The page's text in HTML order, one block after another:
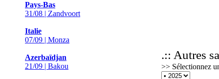
Pays-Bas
31/08 | Zandvoort
Italie
07/09 | Monza
Azerbaïdjan
21/09 | Bakou
.:: Autres
>> Sélectionnez